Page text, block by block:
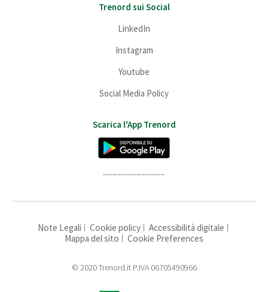
Trenord sui Social
LinkedIn
Instagram
Youtube
Social Media Policy
Scarica l'App Trenord
Note Legali Cookie policy
Accessibilità digitale
Mappa del sito
Cookie Preferences
© 2020 Trenord.it P.IVA 06705490966